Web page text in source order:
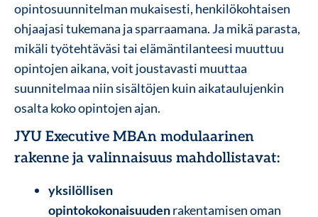
opintosuunnitelman mukaisesti, henkilökohtaisen
ohjaajasi tukemana ja sparraamana. Ja mikä parasta,
mikäli työtehtäväsi tai elämäntilanteesi muuttuu
opintojen aikana, voit joustavasti muuttaa
suunnitelmaa niin sisältöjen kuin aikataulujenkin
osalta koko opintojen ajan.
JYU Executive MBAn modulaarinen
rakenne ja valinnaisuus mahdollistavat:
yksilöllisen
opintokokonaisuudenrakentamisen oman